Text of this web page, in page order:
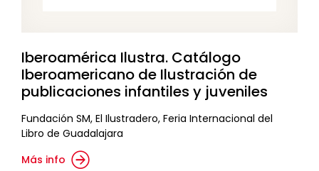
Iberoamérica Ilustra. Catálogo
Iberoamericano de Ilustración de
publicaciones infantiles y juveniles
Fundación SM, El Ilustradero, Feria Internacional del
Libro de Guadalajara
Más info